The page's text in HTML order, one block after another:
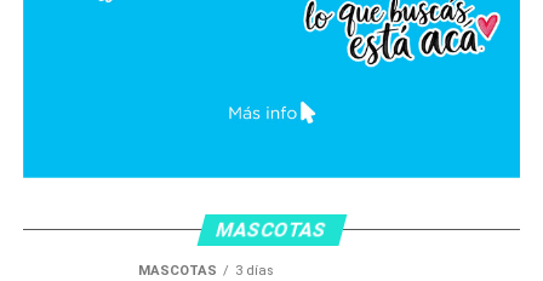
MASCOTAS
MASCOTAS 3 días